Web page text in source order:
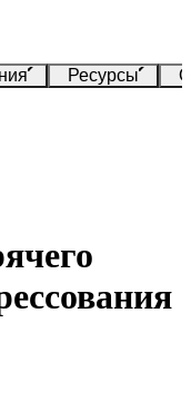
Ресурсы